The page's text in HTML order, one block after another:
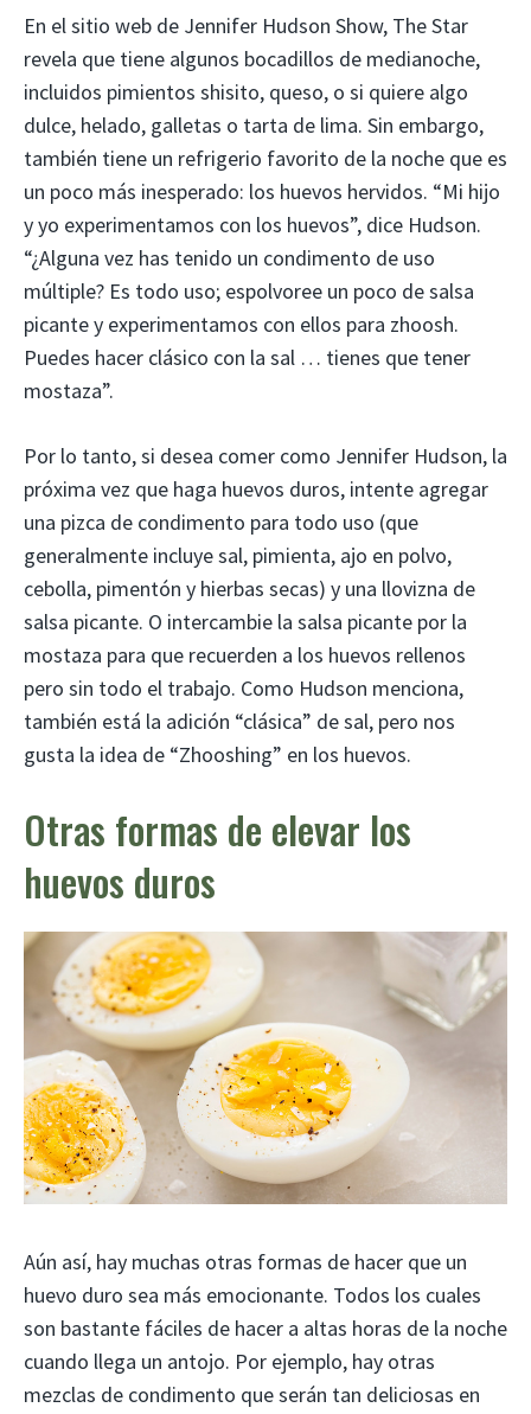
En el sitio web de Jennifer Hudson Show, The Star
revela que tiene algunos bocadillos de medianoche,
incluidos pimientos shisito, queso, o si quiere algo
dulce, helado, galletas o tarta de lima. Sin embargo,
también tiene un refrigerio favorito de la noche que es
un poco más inesperado: los huevos hervidos. “Mi hijo
y yo experimentamos con los huevos”, dice Hudson.
“¿Alguna vez has tenido un condimento de uso
múltiple? Es todo uso; espolvoree un poco de salsa
picante y experimentamos con ellos para zhoosh.
Puedes hacer clásico con la sal … tienes que tener
mostaza”.
Por lo tanto, si desea comer como Jennifer Hudson, la
próxima vez que haga huevos duros, intente agregar
una pizca de condimento para todo uso (que
generalmente incluye sal, pimienta, ajo en polvo,
cebolla, pimentón y hierbas secas) y una llovizna de
salsa picante. O intercambie la salsa picante por la
mostaza para que recuerden a los huevos rellenos
pero sin todo el trabajo. Como Hudson menciona,
también está la adición “clásica” de sal, pero nos
gusta la idea de “Zhooshing” en los huevos.
Otras formas de elevar los
huevos duros
Aún así, hay muchas otras formas de hacer que un
huevo duro sea más emocionante. Todos los cuales
son bastante fáciles de hacer a altas horas de la noche
cuando llega un antojo. Por ejemplo, hay otras
mezclas de condimento que serán tan deliciosas en